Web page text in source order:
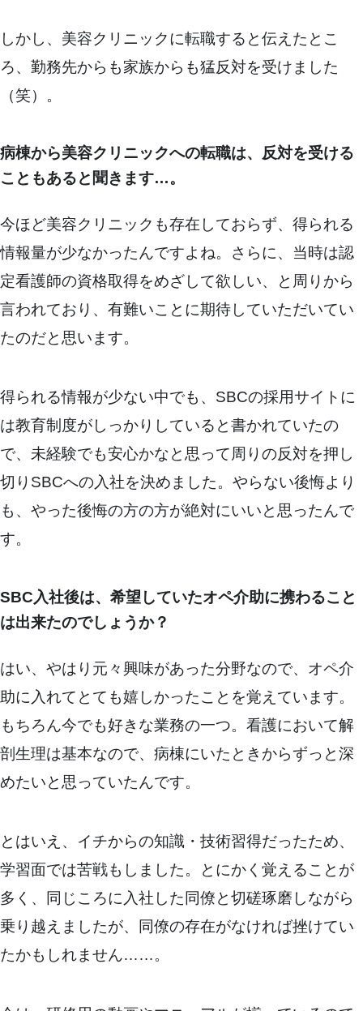
しかし、美容クリニックに転職すると伝えたとこ
ろ、勤務先からも家族からも猛反対を受けました
（笑）。
病棟から美容クリニックへの転職は、反対を受ける
こともあると聞きます…。
今ほど美容クリニックも存在しておらず、得られる
情報量が少なかったんですよね。さらに、当時は認
定看護師の資格取得をめざして欲しい、と周りから
言われており、有難いことに期待していただいてい
たのだと思います。
得られる情報が少ない中でも、SBCの採用サイトに
は教育制度がしっかりしていると書かれていたの
で、未経験でも安心かなと思って周りの反対を押し
切りSBCへの入社を決めました。やらない後悔より
も、やった後悔の方の方が絶対にいいと思ったんで
す。
SBC入社後は、希望していたオペ介助に携わること
は出来たのでしょうか？
はい、やはり元々興味があった分野なので、オペ介
助に入れてとても嬉しかったことを覚えています。
もちろん今でも好きな業務の一つ。看護において解
剖生理は基本なので、病棟にいたときからずっと深
めたいと思っていたんです。
とはいえ、イチからの知識・技術習得だったため、
学習面では苦戦もしました。とにかく覚えることが
多く、同じころに入社した同僚と切磋琢磨しながら
乗り越えましたが、同僚の存在がなければ挫けてい
たかもしれません……。